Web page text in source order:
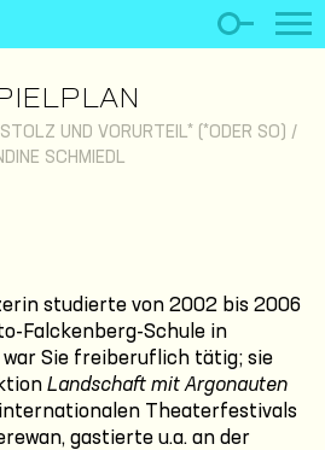
STOLZ UND VORURTEIL* (*ODER SO)
/
SCHMIEDL
studierte von 2002 bis 2006
Falckenberg-Schule in
war Sie freiberuflich tätig; sie
Landschaft mit Argonauten
Theaterfestivals
gastierte u.a. an der